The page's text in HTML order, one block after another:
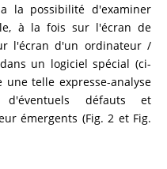
la possibilité d'examiner
à la fois sur l'écran de
l'écran d'un ordinateur /
un logiciel spécial (ci-
telle expresse-analyse
défauts et
émergents (Fig. 2 et Fig.